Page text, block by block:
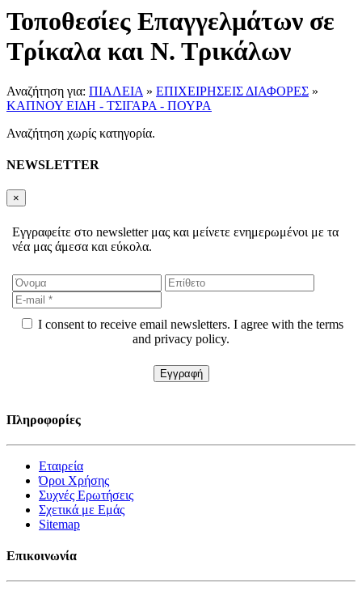
Τοποθεσίες Επαγγελμάτων σε
Τρίκαλα και Ν. Τρικάλων
Αναζήτηση για: ΠΙΑΛΕΙΑ » ΕΠΙΧΕΙΡΗΣΕΙΣ ΔΙΑΦΟΡΕΣ »
ΚΑΠΝΟΥ ΕΙΔΗ - ΤΣΙΓΑΡΑ - ΠΟΥΡΑ
Αναζήτηση χωρίς κατηγορία.
NEWSLETTER
×
Εγγραφείτε στο newsletter μας και μείνετε ενημερωμένοι με τα
νέα μας άμεσα και εύκολα.
I consent to receive email newsletters. I agree with the terms
and privacy policy.
Πληροφορίες
Εταιρεία
Όροι Χρήσης
Συχνές Ερωτήσεις
Σχετικά με Εμάς
Sitemap
Επικοινωνία